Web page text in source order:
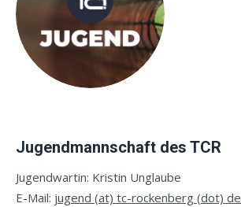
Jugendmannschaft des TCR
Jugendwartin: Kristin Unglaube
E-Mail: jugend (at) tc-rockenberg (dot) de